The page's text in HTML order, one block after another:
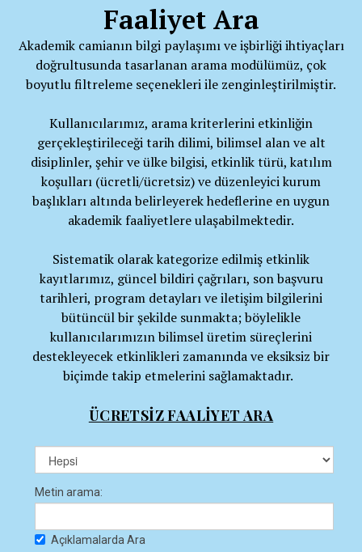
Faaliyet Ara
Akademik camianın bilgi paylaşımı ve işbirliği ihtiyaçları
doğrultusunda tasarlanan arama modülümüz, çok
boyutlu filtreleme seçenekleri ile zenginleştirilmiştir.
Kullanıcılarımız, arama kriterlerini etkinliğin
gerçekleştirileceği tarih dilimi, bilimsel alan ve alt
disiplinler, şehir ve ülke bilgisi, etkinlik türü, katılım
koşulları (ücretli/ücretsiz) ve düzenleyici kurum
başlıkları altında belirleyerek hedeflerine en uygun
akademik faaliyetlere ulaşabilmektedir.
Sistematik olarak kategorize edilmiş etkinlik
kayıtlarımız, güncel bildiri çağrıları, son başvuru
tarihleri, program detayları ve iletişim bilgilerini
bütüncül bir şekilde sunmakta; böylelikle
kullanıcılarımızın bilimsel üretim süreçlerini
destekleyecek etkinlikleri zamanında ve eksiksiz bir
biçimde takip etmelerini sağlamaktadır.
ÜCRETSİZ FAALİYET ARA
Metin arama:
Açıklamalarda Ara